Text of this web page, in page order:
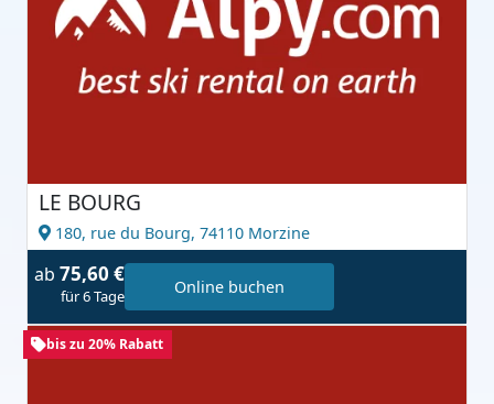
LE BOURG
180, rue du Bourg, 74110 Morzine
ab 75,60 €
für 6 Tage Online buchen
bis zu 20% Rabatt